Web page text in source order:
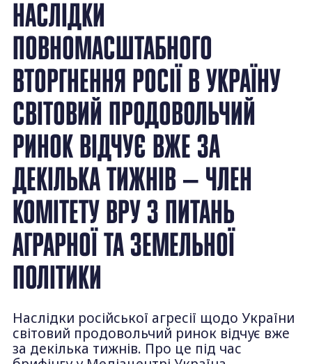
НАСЛІДКИ
ПОВНОМАСШТАБНОГО
ВТОРГНЕННЯ РОСІЇ В УКРАЇНУ
СВІТОВИЙ ПРОДОВОЛЬЧИЙ
РИНОК ВІДЧУЄ ВЖЕ ЗА
ДЕКІЛЬКА ТИЖНІВ — ЧЛЕН
КОМІТЕТУ ВРУ З ПИТАНЬ
АГРАРНОЇ ТА ЗЕМЕЛЬНОЇ
ПОЛІТИКИ
Наслідки російської агресії щодо України
світовий продовольчий ринок відчує вже
за декілька тижнів. Про це під час